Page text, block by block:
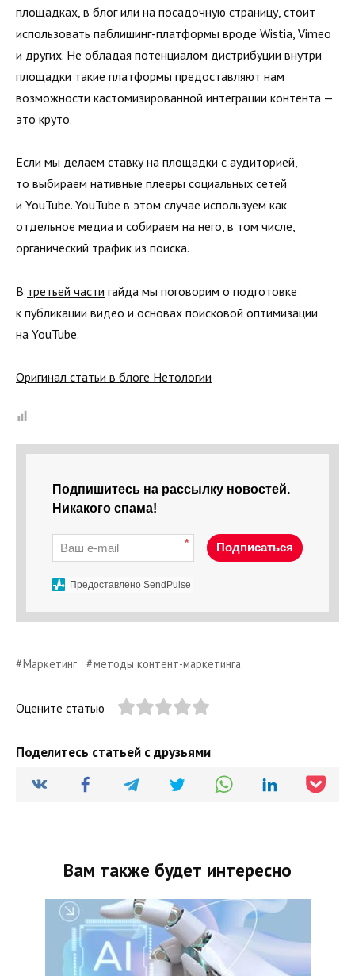
площадках, в блог или на посадочную страницу, стоит
использовать паблишинг-платформы вроде Wistia, Vimeo
и других. Не обладая потенциалом дистрибуции внутри
площадки такие платформы предоставляют нам
возможности кастомизированной интеграции контента —
это круто.
Если мы делаем ставку на площадки с аудиторией,
то выбираем нативные плееры социальных сетей
и YouTube. YouTube в этом случае используем как
отдельное медиа и собираем на него, в том числе,
органический трафик из поиска.
В третьей части гайда мы поговорим о подготовке
к публикации видео и основах поисковой оптимизации
на YouTube.
Оригинал статьи в блоге Нетологии
Подпишитесь на рассылку новостей.
Никакого спама!
* Подписаться
Предоставлено SendPulse
Маркетинг методы контент-маркетинга
Оцените статью
Поделитесь статьей с друзьями
Вам также будет интересно